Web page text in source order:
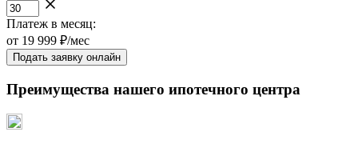
Платеж в месяц:
от 19 999 ₽/мес
Подать заявку онлайн
Преимущества нашего ипотечного центра